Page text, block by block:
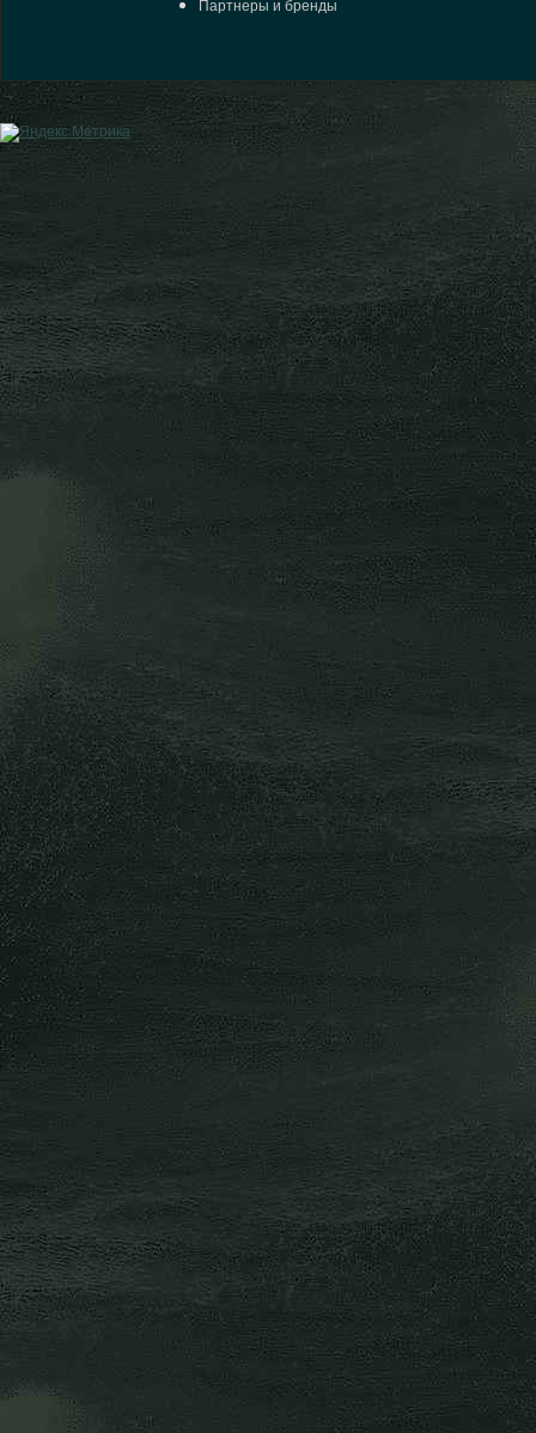
Партнеры и бренды